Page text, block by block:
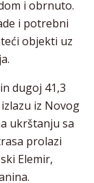
i obrnuto.
i potrebni
objekti uz
dugoj 41,3
iz Novog
ukrštanju sa
prolazi
Elemir,